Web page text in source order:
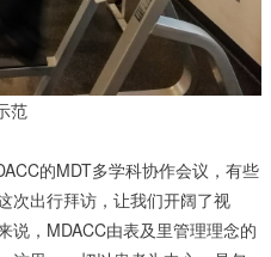
范
的MDT多学科协作会议，有些
次出行拜访，让我们开阔了视
说，MDACC由表及里管理理念的